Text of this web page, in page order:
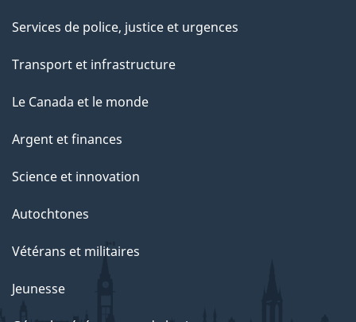
Services de police, justice et urgences
Transport et infrastructure
Le Canada et le monde
Argent et finances
Science et innovation
Autochtones
Vétérans et militaires
Jeunesse